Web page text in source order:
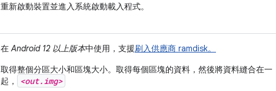
重新啟動裝置並進入系統啟動載入程式。
在Android 12 以上版本中使用，支援刷入供應商 ramdisk。
取得整個分區大小和區塊大小。取得每個區塊的資料，然後將資料縫合在一
起，
<out.img>